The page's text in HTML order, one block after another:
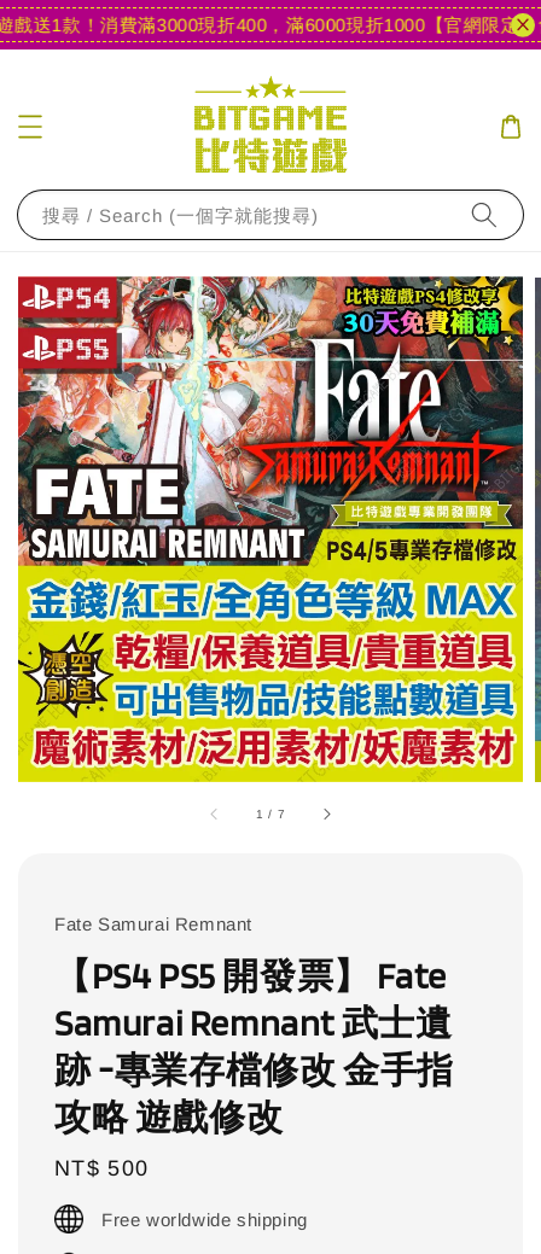
送1款！消費滿3000現折400，滿6000現折1000【官網限定】會
搜尋 / Search (一個字就能搜尋)
1 / 7
Fate Samurai Remnant
【PS4 PS5 開發票】 Fate
Samurai Remnant 武士遺
跡 -專業存檔修改 金手指
攻略 遊戲修改
Regular
price
NT$ 500
Free worldwide shipping